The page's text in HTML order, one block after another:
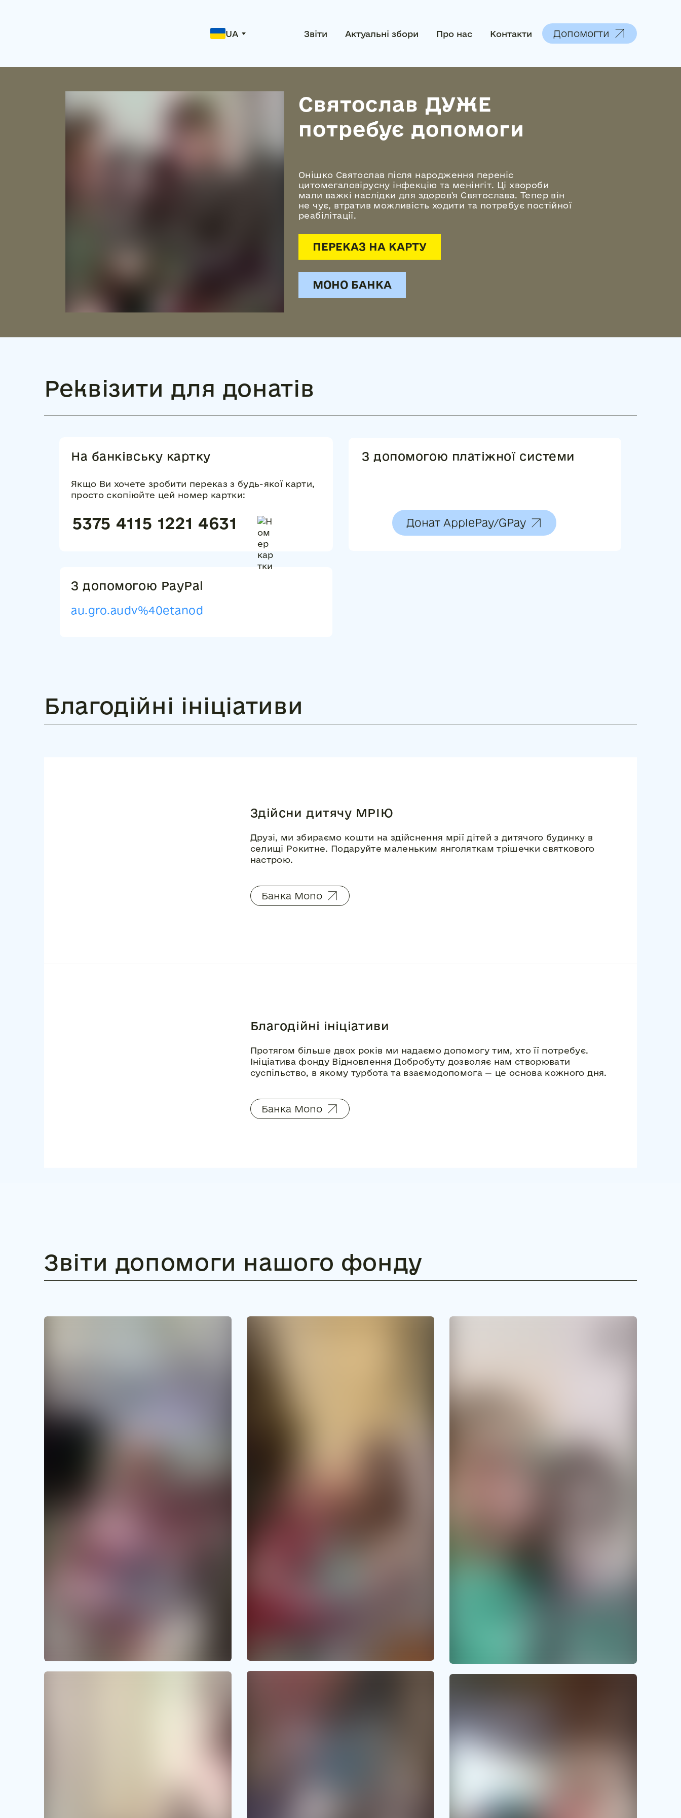
UA Звіти Актуальні збори Про нас Контакти Допомогти
Святослав ДУЖЕ
потребує допомоги
Онішко Святослав після народження переніс
цитомегаловірусну інфекцію та менінгіт. Ці хвороби
мали важкі наслідки для здоров'я Святослава. Тепер він
не чує, втратив можливість ходити та потребує постійної
реабілітації.
ПЕРЕКАЗ НА КАРТУ
МОНО БАНКА
Реквізити для донатів
au.gro.audv%40etanod
З допомогою PayPal
5375 4115 1221 4631
Якщо Ви хочете зробити переказ з будь-якої карти,
просто скопіюйте цей номер картки:
На банківську картку
Донат ApplePay/GPay
З допомогою платіжної системи
Благодійні ініціативи
Здійсни дитячу МРІЮ
Друзі, ми збираємо кошти на здійснення мрії дітей з дитячого будинку в
селищі Рокитне. Подаруйте маленьким янголяткам трішечки святкового
настрою.
Банка Mono
Благодійні ініціативи
Протягом більше двох років ми надаємо допомогу тим, хто її потребує.
Ініціатива фонду Відновлення Добробуту дозволяє нам створювати
суспільство, в якому турбота та взаємодопомога — це основа кожного дня.
Банка Mono
Звіти допомоги нашого фонду